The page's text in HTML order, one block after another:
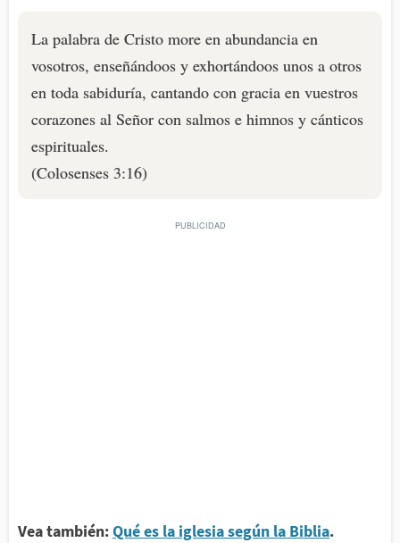
La palabra de Cristo more en abundancia en
vosotros, enseñándoos y exhortándoos unos a otros
en toda sabiduría, cantando con gracia en vuestros
corazones al Señor con salmos e himnos y cánticos
espirituales.
(Colosenses 3:16)
Vea también:Qué es la iglesia según la Biblia.